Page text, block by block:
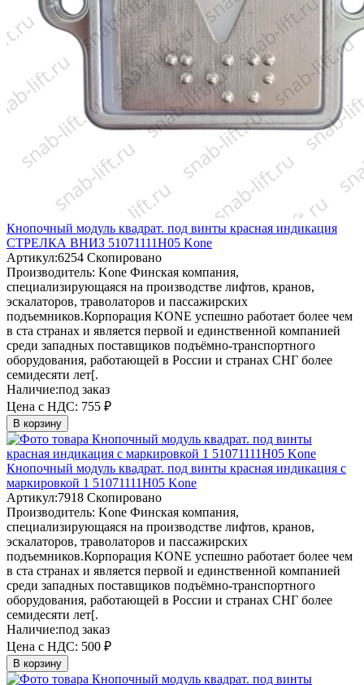
Кнопочный модуль квадрат. под винты красная индикация
СТРЕЛКА ВНИЗ 51071111H05 Kone
Артикул:6254 Скопировано
Производитель: Kone Финская компания,
специализирующаяся на производстве лифтов, кранов,
эскалаторов, траволаторов и пассажирских
подъемников.Корпорация KONE успешно работает более чем
в ста странах и является первой и единственной компанией
среди западных поставщиков подъёмно-транспортного
оборудования, работающей в России и странах СНГ более
семидесяти лет[.
Наличие:под заказ
Цена с НДС: 755 ₽
В корзину
Кнопочный модуль квадрат. под винты красная индикация с
маркировкой 1 51071111H05 Kone
Артикул:7918 Скопировано
Производитель: Kone Финская компания,
специализирующаяся на производстве лифтов, кранов,
эскалаторов, траволаторов и пассажирских
подъемников.Корпорация KONE успешно работает более чем
в ста странах и является первой и единственной компанией
среди западных поставщиков подъёмно-транспортного
оборудования, работающей в России и странах СНГ более
семидесяти лет[.
Наличие:под заказ
Цена с НДС: 500 ₽
В корзину